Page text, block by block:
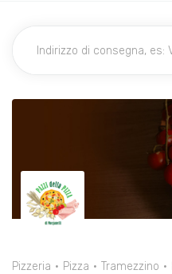
Pizzeria Pizza Tramezzino